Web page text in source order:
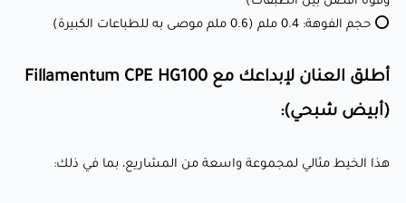
الكيميائية مثل أجزاء سيارات مخصصة أو خزانات السوائل.
لمسة من الأناقة والإبداع إلى التصاميم الإبداعية.
⭕ حجم الفوهة: 0.4 ملم (0.6 ملم موصى به للطباعات الكبيرة)
أطلق العنان لإبداعك مع Fillamentum CPE HG100
(أبيض شبحي):
هذا الخيط مثالي لمجموعة واسعة من المشاريع، بما في ذلك: